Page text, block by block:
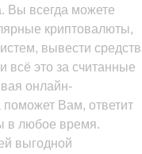
Вы всегда можете
криптовалюты,
вывести
всё это за считанные
онлайн-
поможет Вам, ответит
в любое время.
выгодной